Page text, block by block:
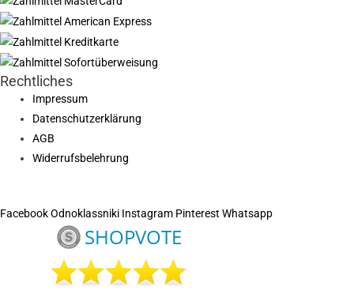
Rechtliches
Impressum
Datenschutzerklärung
AGB
Widerrufsbelehrung
FacebookOdnoklassniki Instagram Pinterest Whatsapp